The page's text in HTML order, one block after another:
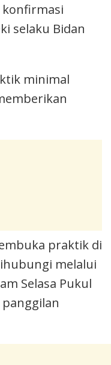
konfirmasi
selaku Bidan
minimal
praktik di
melalui
Selasa Pukul